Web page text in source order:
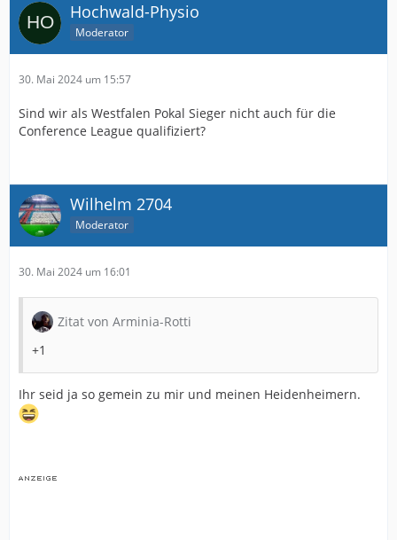
Hochwald-Physio
Moderator
30. Mai 2024 um 15:57
Sind wir als Westfalen Pokal Sieger nicht auch für die
Conference League qualifiziert?
Wilhelm 2704
Moderator
30. Mai 2024 um 16:01
Zitat von Arminia-Rotti
+1
Ihr seid ja so gemein zu mir und meinen Heidenheimern.